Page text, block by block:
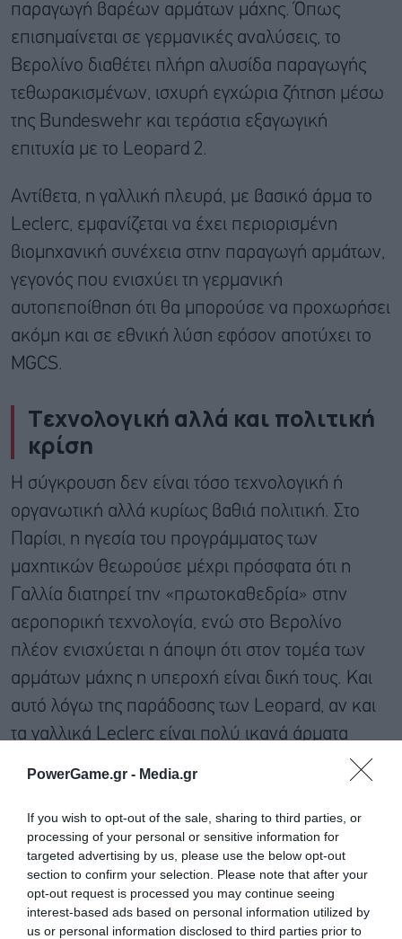
PowerGame.gr - Media.gr
If you wish to opt-out of the sale, sharing to third parties, or
processing of your personal or sensitive information for
targeted advertising by us, please use the below opt-out
section to confirm your selection. Please note that after your
opt-out request is processed you may continue seeing
interest-based ads based on personal information utilized by
us or personal information disclosed to third parties prior to
παραγωγή βαρέων αρμάτων μάχης. Όπως
επισημαίνεται σε γερμανικές αναλύσεις, το
Βερολίνο διαθέτει πλήρη αλυσίδα παραγωγής
τεθωρακισμένων, ισχυρή εγχώρια ζήτηση μέσω
της Bundeswehr και τεράστια εξαγωγική
επιτυχία με το Leopard 2.
Αντίθετα, η γαλλική πλευρά, με βασικό άρμα το
Leclerc, εμφανίζεται να έχει περιορισμένη
βιομηχανική συνέχεια στην παραγωγή αρμάτων,
γεγονός που ενισχύει τη γερμανική
αυτοπεποίθηση ότι θα μπορούσε να προχωρήσει
ακόμη και σε εθνική λύση εφόσον αποτύχει το
MGCS.
Tεχνολογική αλλά και πολιτική
κρίση
Η σύγκρουση δεν είναι τόσο τεχνολογική ή
οργανωτική αλλά κυρίως βαθιά πολιτική. Στο
Παρίσι, η ηγεσία του προγράμματος των
μαχητικών θεωρούσε μέχρι πρόσφατα ότι η
Γαλλία διατηρεί την «πρωτοκαθεδρία» στην
αεροπορική τεχνολογία, ενώ στο Βερολίνο
πλέον ενισχύεται η άποψη ότι στον τομέα των
αρμάτων μάχης η υπεροχή είναι δική τους. Και
αυτό λόγω της παράδοσης των Leopard, αν και
τα γαλλικά Leclerc είναι πολύ ικανά άρματα